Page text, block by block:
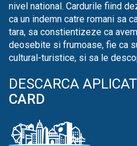
nivel national. Cardurile fiind
ca un indemn catre romani sa
tara, sa constientizeze ca
deosebite si frumoase, fie ca
cultural-turistice, si sa le
DESCARCA
CARD